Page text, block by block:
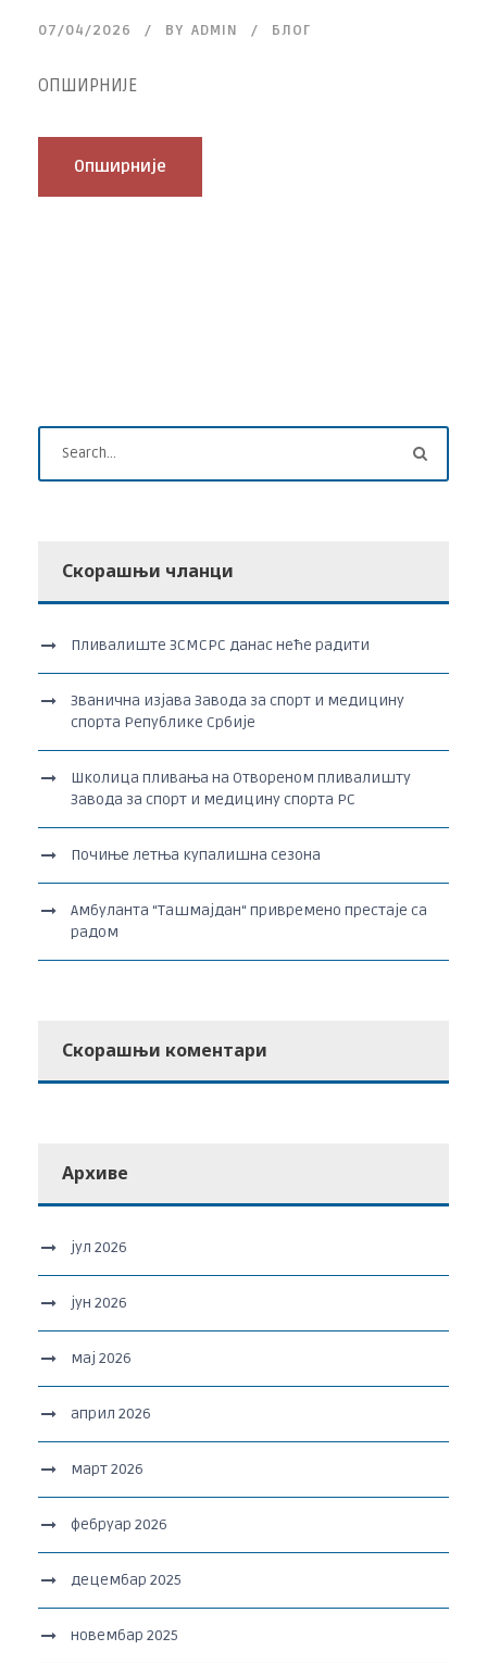
07/04/2026 BY ADMIN БЛОГ
ОПШИРНИЈЕ
Опширније
Скорашњи чланци
Пливалиште ЗСМСРС данас неће радити
Званична изјава Завода за спорт и медицину
спорта Републике Србије
Школица пливања на Отвореном пливалишту
Завода за спорт и медицину спорта РС
Почиње летња купалишна сезона
Амбуланта “Ташмајдан“ привремено престаје са
радом
Скорашњи коментари
Архиве
јул 2026
јун 2026
мај 2026
април 2026
март 2026
фебруар 2026
децембар 2025
новембар 2025